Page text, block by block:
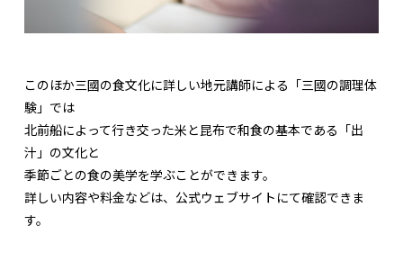
このほか三國の食文化に詳しい地元講師による「三國の調理体
験」では
北前船によって行き交った米と昆布で和食の基本である「出
汁」の文化と
季節ごとの食の美学を学ぶことができます。
詳しい内容や料金などは、公式ウェブサイトにて確認できま
す。